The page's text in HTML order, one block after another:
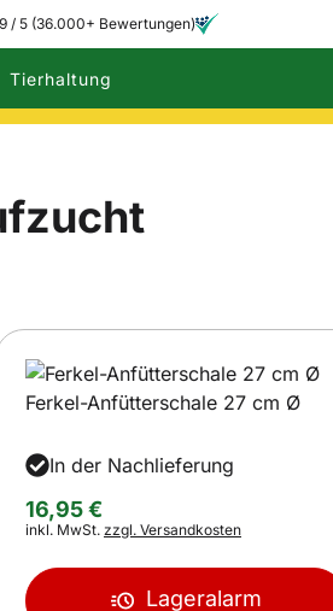
/ 5 (36.000+ Bewertungen)
Tierhaltung
Ferkel-Anfütterschale 27 cm Ø
In der Nachlieferung
16,95€
Steuerhinweis:
inkl. MwSt. zzgl. Versandkosten
Lageralarm